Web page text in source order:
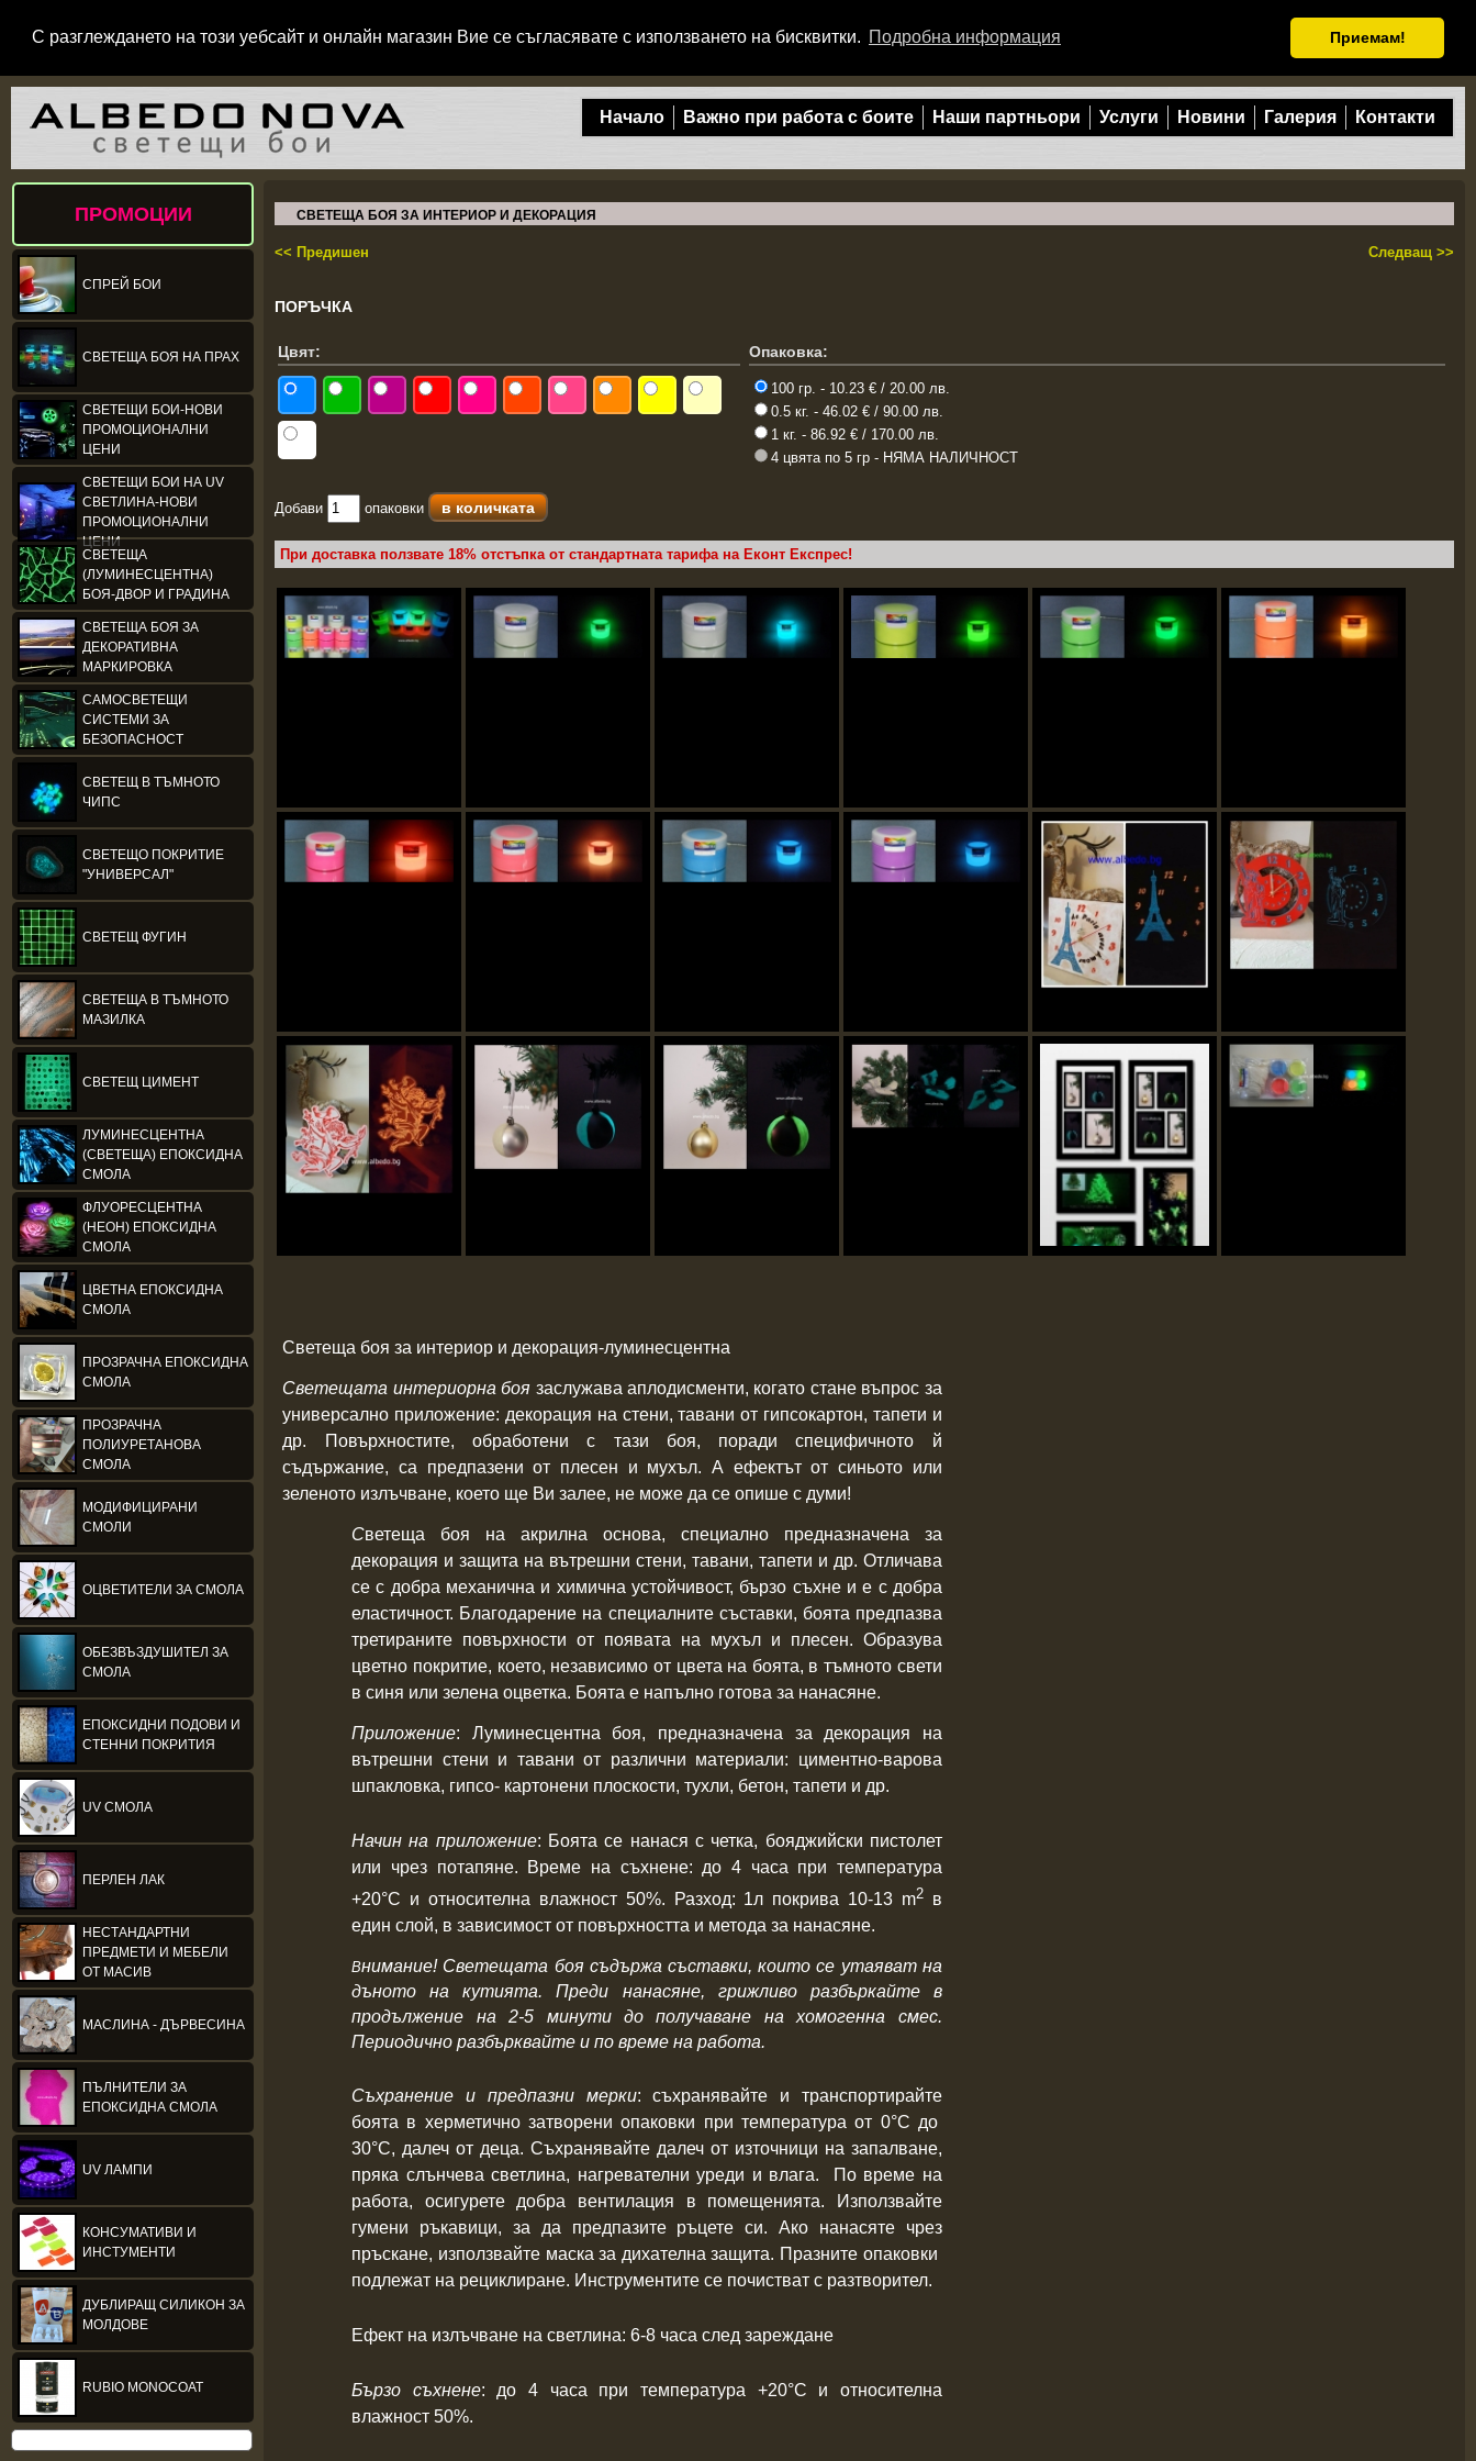
С разглеждането на този уебсайт и онлайн магазин Вие се съгласявате с използването на бисквитки. Подробна информация Приемам!
Начало Важно при работа с боите Наши партньори Услуги Новини Галерия Контакти
ПРОМОЦИИ
СПРЕЙ БОИ
СВЕТЕЩА БОЯ НА ПРАХ
СВЕТЕЩИ БОИ-НОВИ
ПРОМОЦИОНАЛНИ
ЦЕНИ
СВЕТЕЩИ БОИ НА UV
СВЕТЛИНА-НОВИ
ПРОМОЦИОНАЛНИ
ЦЕНИ
СВЕТЕЩА
(ЛУМИНЕСЦЕНТНА)
БОЯ-ДВОР И ГРАДИНА
СВЕТЕЩА БОЯ ЗА
ДЕКОРАТИВНА
МАРКИРОВКА
САМОСВЕТЕЩИ
СИСТЕМИ ЗА
БЕЗОПАСНОСТ
СВЕТЕЩ В ТЪМНОТО
ЧИПС
СВЕТЕЩО ПОКРИТИЕ
"УНИВЕРСАЛ"
СВЕТЕЩ ФУГИН
СВЕТЕЩА В ТЪМНОТО
МАЗИЛКА
СВЕТЕЩ ЦИМЕНТ
ЛУМИНЕСЦЕНТНА
(СВЕТЕЩА) ЕПОКСИДНА
СМОЛА
ФЛУОРЕСЦЕНТНА
(НЕОН) ЕПОКСИДНА
СМОЛА
ЦВЕТНА ЕПОКСИДНА
СМОЛА
ПРОЗРАЧНА ЕПОКСИДНА
СМОЛА
ПРОЗРАЧНА
ПОЛИУРЕТАНОВА
СМОЛА
МОДИФИЦИРАНИ
СМОЛИ
ОЦВЕТИТЕЛИ ЗА СМОЛА
ОБЕЗВЪЗДУШИТЕЛ ЗА
СМОЛА
ЕПОКСИДНИ ПОДОВИ И
СТЕННИ ПОКРИТИЯ
UV СМОЛА
ПЕРЛЕН ЛАК
НЕСТАНДАРТНИ
ПРЕДМЕТИ И МЕБЕЛИ
ОТ МАСИВ
МАСЛИНА - ДЪРВЕСИНА
ПЪЛНИТЕЛИ ЗА
ЕПОКСИДНА СМОЛА
UV ЛАМПИ
КОНСУМАТИВИ И
ИНСТУМЕНТИ
ДУБЛИРАЩ СИЛИКОН ЗА
МОЛДОВЕ
RUBIO MONOCOAT
СВЕТЕЩА БОЯ ЗА ИНТЕРИОР И ДЕКОРАЦИЯ
<< Предишен Следващ >>
ПОРЪЧКА
Цвят: Опаковка:
100 гр. - 10.23 € / 20.00 лв.
0.5 кг. - 46.02 € / 90.00 лв.
1 кг. - 86.92 € / 170.00 лв.
4 цвята по 5 гр - НЯМА НАЛИЧНОСТ
Добави опаковки
При доставка ползвате 18% отстъпка от стандартната тарифа на Еконт Експрес!
Светеща боя за интериор и декорация-луминесцентна
Светещата интериорна боя заслужава аплодисменти, когато стане въпрос за
универсално приложение: декорация на стени, тавани от гипсокартон, тапети и
др.
Повърхностите, обработени с тази боя, поради специфичното й
съдържание, са предпазени от плесен и мухъл. А ефектът от синьото или
зеленото излъчване, което ще Ви залее, не може да се опише с думи!
Светеща
боя на акрилна основа, специално предназначена за
декорация и защита на вътрешни стени, тавани, тапети и др. Отличава
се с добра механична и химична устойчивост, бързо съхне и е с добра
еластичност. Благодарение на специалните съставки, боята предпазва
третираните повърхности от появата на мухъл и плесен. Образува
цветно покритие, което, независимо от цвета на боята, в тъмното свети
в синя или зелена оцветка. Боята е напълно готова за нанасяне.
Приложение: Луминесцентна боя, предназначена за декорация на
вътрешни стени и тавани от различни материали: циментно-варова
шпакловка, гипсо- картонени плоскости, тухли, бетон, тапети и др.
Начин на приложение: Боята се нанася с четка, бояджийски пистолет
или чрез потапяне.
Време на съхнене: до 4 часа при температура
+20°С и относителна влажност 50%. Разход: 1л покрива 10-13 m2
в
един слой, в зависимост от повърхността и метода за нанасяне.
Внимание! Светещата боя съдържа съставки, които се утаяват на
дъното на кутията. Преди нанасяне, грижливо разбъркайте в
продължение на 2-5 минути до получаване на хомогенна смес.
Периодично разбърквайте и по време на работа.
Съхранение и предпазни мерки: съхранявайте и транспортирайте
боята в херметично затворени опаковки при температура от 0°С до
30°С, далеч от деца. Съхранявайте далеч от източници на запалване,
пряка слънчева светлина, нагревателни уреди и влага. По време на
работа, осигурете добра вентилация в помещенията. Използвайте
гумени ръкавици, за да предпазите ръцете си. Ако нанасяте чрез
пръскане, използвайте маска за дихателна защита. Празните опаковки
подлежат на рециклиране. Инструментите се почистват с разтворител.
Ефект на излъчване на светлина: 6-8 часа след зареждане
Бързо съхнене: до 4 часа при температура +20°С и относителна
влажност 50%.